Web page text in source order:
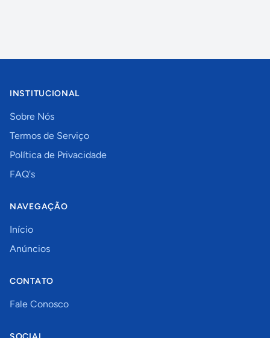
INSTITUCIONAL
Sobre Nós
Termos de Serviço
Política de Privacidade
FAQ's
NAVEGAÇÃO
Início
Anúncios
CONTATO
Fale Conosco